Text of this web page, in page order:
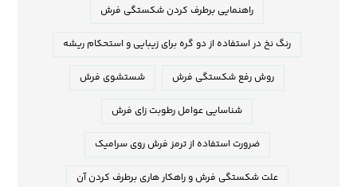
راهنمایی برطرف کردن شکستگی فرش
رنگ نخ در استفاده از دو گره برای زیبایی و استحکام ریشه
روش رفع شکستگی فرش شستشوی فرش
شناسایی عوامل رطوبت زای فرش
ضرورت استفاده از ترمز فرش روی سرامیک
علت شکستگی فرش و راهکار هاری برطرف کردن آن